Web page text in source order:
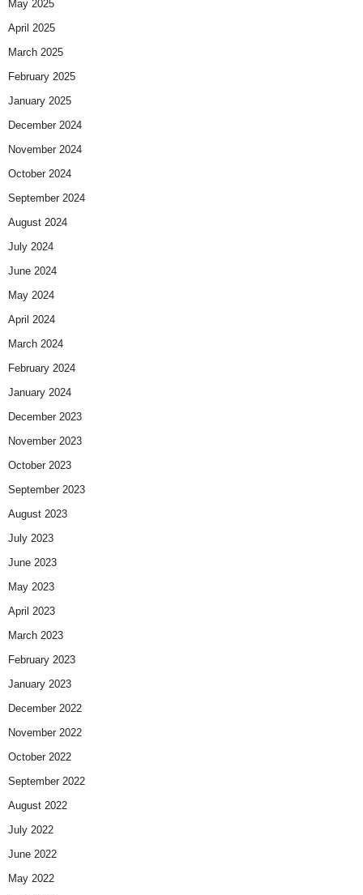
May 2025
April 2025
March 2025
February 2025
January 2025
December 2024
November 2024
October 2024
September 2024
August 2024
July 2024
June 2024
May 2024
April 2024
March 2024
February 2024
January 2024
December 2023
November 2023
October 2023
September 2023
August 2023
July 2023
June 2023
May 2023
April 2023
March 2023
February 2023
January 2023
December 2022
November 2022
October 2022
September 2022
August 2022
July 2022
June 2022
May 2022